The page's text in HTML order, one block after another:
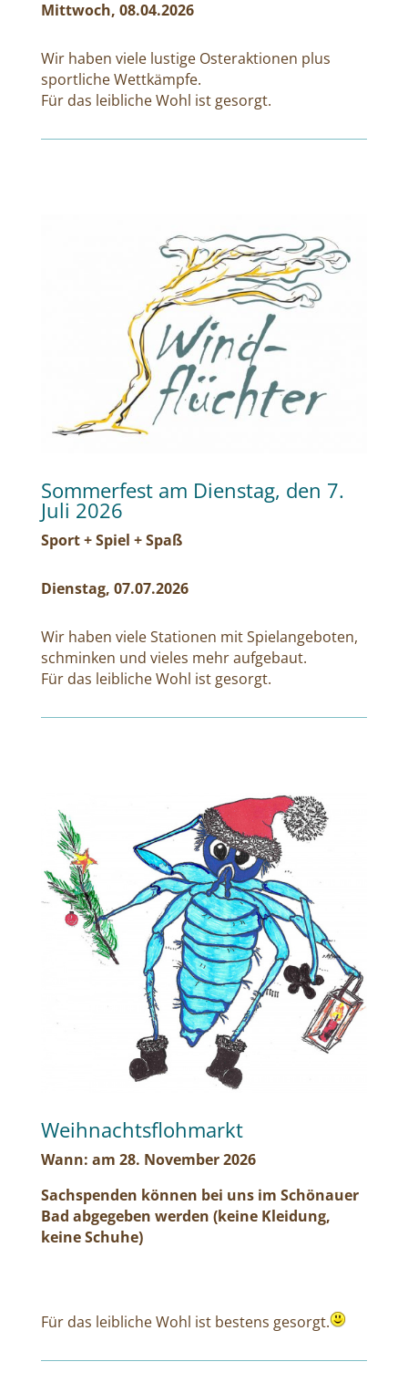
Mittwoch, 08.04.2026
Wir haben viele lustige Osteraktionen plus
sportliche Wettkämpfe.
Für das leibliche Wohl ist gesorgt.
Sommerfest am Dienstag, den 7.
Juli 2026
Sport + Spiel + Spaß
Dienstag, 07.07.2026
Wir haben viele Stationen mit Spielangeboten,
schminken und vieles mehr aufgebaut.
Für das leibliche Wohl ist gesorgt.
Weihnachtsflohmarkt
Wann: am 28. November 2026
Sachspenden können bei uns im Schönauer
Bad abgegeben werden (keine Kleidung,
keine Schuhe)
Für das leibliche Wohl ist bestens gesorgt.